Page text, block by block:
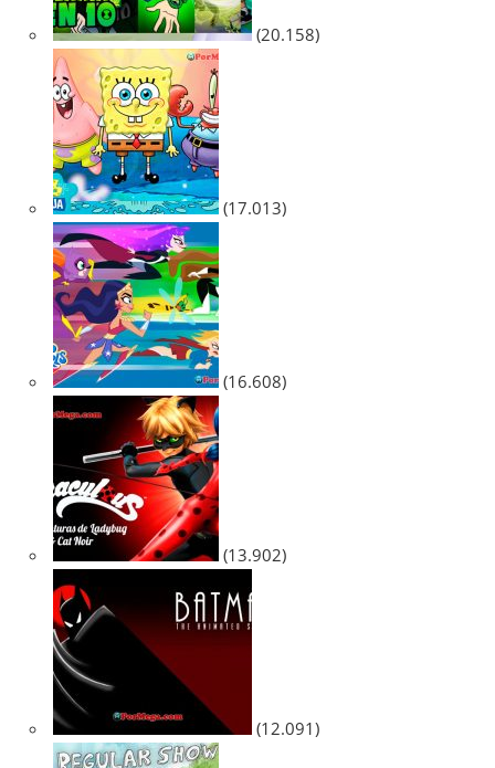
(20.158)
(17.013)
(16.608)
(13.902)
(12.091)